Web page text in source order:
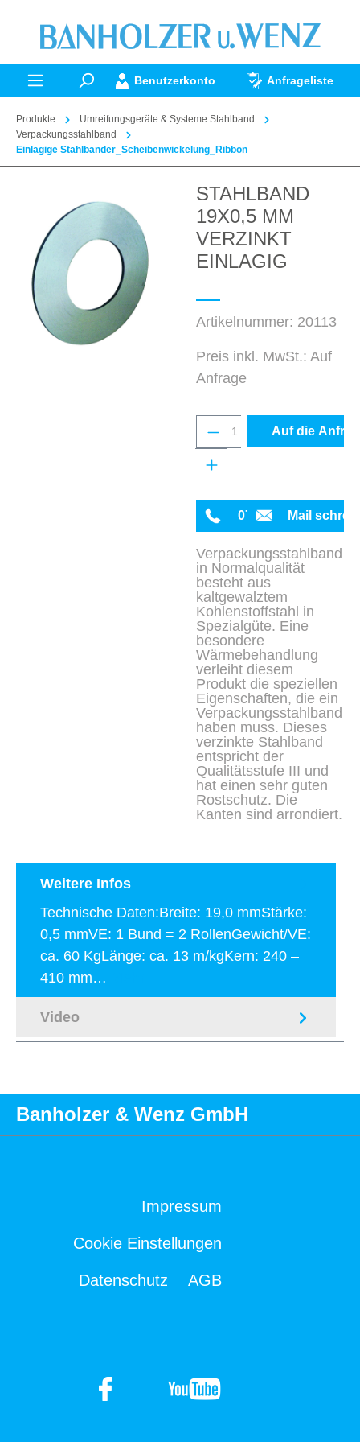
springen
Benutzerkonto Anfrageliste
Produkte
Umreifungsgeräte & Systeme Stahlband
Verpackungsstahlband
Einlagige Stahlbänder_Scheibenwickelung_Ribbon
STAHLBAND
19X0,5 MM
VERZINKT
EINLAGIG
Artikelnummer: 20113
Preis inkl. MwSt.: Auf
Anfrage
Produkt Anzahl:
Auf die
0711 342934-0
Mail
Verpackungsstahlband
in Normalqualität
besteht aus
kaltgewalztem
Kohlenstoffstahl in
Spezialgüte. Eine
besondere
Wärmebehandlung
verleiht diesem
Produkt die speziellen
Eigenschaften, die ein
Verpackungsstahlband
haben muss. Dieses
verzinkte Stahlband
entspricht der
Qualitätsstufe III und
hat einen sehr guten
Rostschutz. Die
Kanten sind arrondiert.
Weitere Infos
Technische Daten:Breite: 19,0 mmStärke:
0,5 mmVE: 1 Bund = 2 RollenGewicht/VE:
ca. 60 KgLänge: ca. 13 m/kgKern: 240 –
410 mm…
Video
Banholzer & Wenz GmbH
Impressum
Cookie Einstellungen
Datenschutz AGB